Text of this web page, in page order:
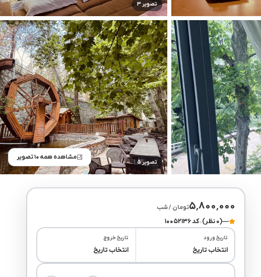
تصویر ۳
تصویر ۵
مشاهده همه ۱۰ تصویر
۵٬۸۰۰٬۰۰۰تومان / شب
—(۰ نظر) •کد ۱۰۰۵۲۱۳۶
تاریخ ورود
انتخاب تاریخ
تاریخ خروج
انتخاب تاریخ